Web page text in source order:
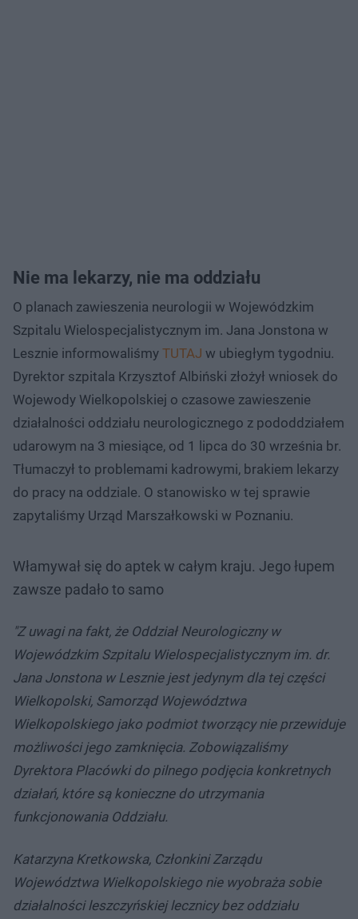
Nie ma lekarzy, nie ma oddziału
O planach zawieszenia neurologii w Wojewódzkim
Szpitalu Wielospecjalistycznym im. Jana Jonstona w
Lesznie informowaliśmy TUTAJ w ubiegłym tygodniu.
Dyrektor szpitala Krzysztof Albiński złożył wniosek do
Wojewody Wielkopolskiej o czasowe zawieszenie
działalności oddziału neurologicznego z pododdziałem
udarowym na 3 miesiące, od 1 lipca do 30 września br.
Tłumaczył to problemami kadrowymi, brakiem lekarzy
do pracy na oddziale. O stanowisko w tej sprawie
zapytaliśmy Urząd Marszałkowski w Poznaniu.
Włamywał się do aptek w całym kraju. Jego łupem
zawsze padało to samo
"Z uwagi na fakt, że Oddział Neurologiczny w
Wojewódzkim Szpitalu Wielospecjalistycznym im. dr.
Jana Jonstona w Lesznie jest jedynym dla tej części
Wielkopolski, Samorząd Województwa
Wielkopolskiego jako podmiot tworzący nie przewiduje
możliwości jego zamknięcia. Zobowiązaliśmy
Dyrektora Placówki do pilnego podjęcia konkretnych
działań, które są konieczne do utrzymania
funkcjonowania Oddziału.
Katarzyna Kretkowska, Członkini Zarządu
Województwa Wielkopolskiego nie wyobraża sobie
działalności leszczyńskiej lecznicy bez oddziału